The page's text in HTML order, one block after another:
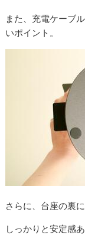
また、充電ケーブ
いポイント。
さらに、台座の裏
しっかりと安定感